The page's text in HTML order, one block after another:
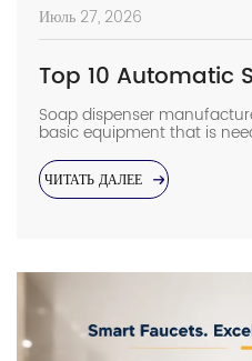
Июль 27, 2026
Soap dispenser
basic equipment that is
bathrooms where hygiene
places such as airports,
causes the soap to run out
slippery right away. The
ЧИТАТЬ ДАЛЕЕ